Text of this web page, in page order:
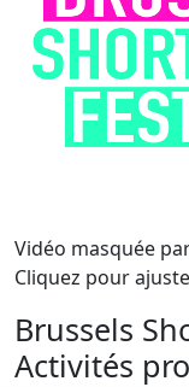
Vidéo masquée
Cliquez pour
Brussels
Activités